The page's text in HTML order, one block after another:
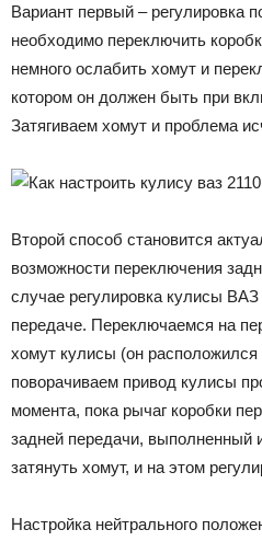
Вариант первый – регулировка
необходимо переключить
немного ослабить хомут и
котором он должен быть при
Затягиваем хомут и проблема
Второй способ становится
возможности переключения
случае регулировка кулисы
передаче. Переключаемся на
хомут кулисы (он
поворачиваем привод кулисы
момента, пока рычаг коробки
задней передачи, выполненный
затянуть хомут, и на этом
Настройка нейтрального